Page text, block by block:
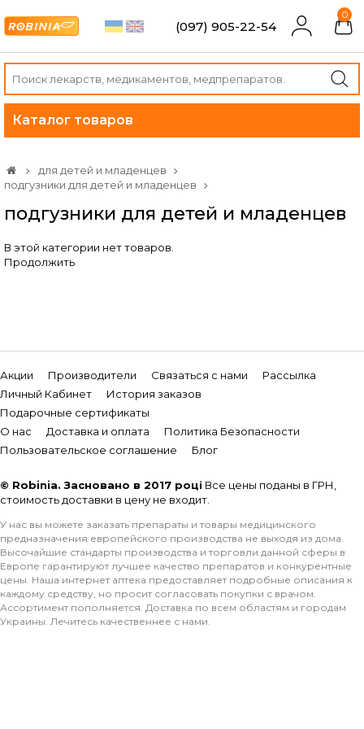
(097) 905-22-54
0
Каталог товаров
для детей и младенцев
подгузники для детей и младенцев
подгузники для детей и младенцев
В этой категории нет товаров.
Продолжить
Акции Производители Связаться с нами
Рассылка
Личный Кабинет
История заказов
Подарочные сертификаты
О нас
Доставка и оплата
Политика Безопасности
Пользовательское соглашение
Блог
© Robinia. Засновано в 2017 році Все цены поданы в ГРН,
стоимость доставки в цену не входит.
У нас вы можете заказать препараты и товары медицинского
предназначения европейского производства не выходя из дома.
Высочайшие стандарты производства и торговли данной сферы в
Европе гарантируют лучшее качество препаратов и конкурентные
цены. Наша интернет аптека предоставляет подробные описания к
каждому средству, но просит согласовать покупки с врачом.
Ассортимент пополняется. Доставка по всем областям и городам
Украины. Лечитесь качественнее с нами.